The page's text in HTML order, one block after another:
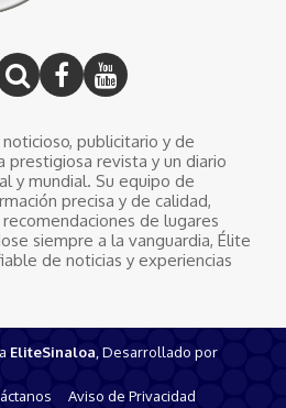
publicitario y de
revista y un diario
y mundial. Su equipo de
precisa y de calidad,
de lugares
siempre a la vanguardia, Élite
de noticias y experiencias
EliteSinaloa , Desarrollado por
Aviso de Privacidad